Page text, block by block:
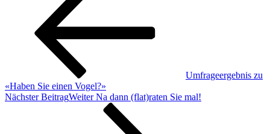
Umfrageergebnis zu
«Haben Sie einen Vogel?»
Nächster BeitragWeiter Na dann (flat)raten Sie mal!